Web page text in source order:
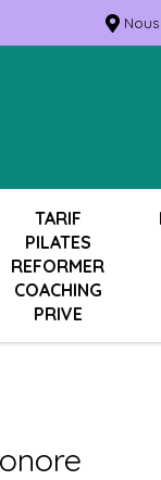
TARIF
PILATES
REFORMER
COACHING
PRIVE